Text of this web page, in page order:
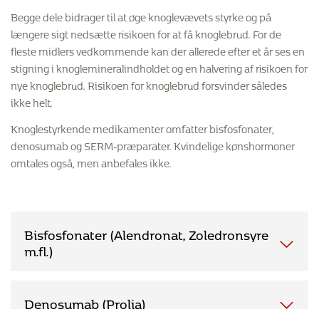
Begge dele bidrager til at øge knoglevævets styrke og på
længere sigt nedsætte risikoen for at få knoglebrud. For de
fleste midlers vedkommende kan der allerede efter et år ses en
stigning i knoglemineralindholdet og en halvering af risikoen for
nye knoglebrud. Risikoen for knoglebrud forsvinder således
ikke helt.
Knoglestyrkende medikamenter omfatter bisfosfonater,
denosumab og SERM-præparater. Kvindelige kønshormoner
omtales også, men anbefales ikke.
Bisfosfonater (Alendronat, Zoledronsyre
m.fl.)
Bisfosfonater er indicerede til kvinder og mænd med
Denosumab (Prolia)